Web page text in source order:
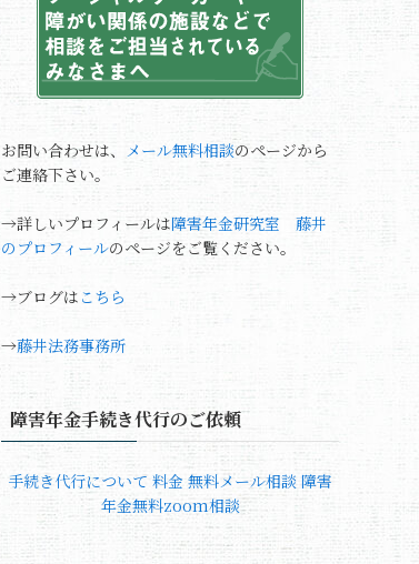
お問い合わせは、 メール無料相談のページから
ご連絡下さい。
→詳しいプロフィールは障害年金研究室 藤井
のプロフィールのページをご覧ください。
→ブログは こちら
→藤井法務事務所
障害年金手続き代行のご依頼
手続き代行について 料金 無料メール相談 障害
年金無料zoom相談